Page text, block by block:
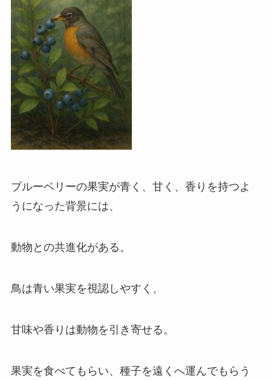
ブルーベリーの果実が青く、甘く、香りを持つよ
うになった背景には、
動物との共進化がある。
鳥は青い果実を視認しやすく、
甘味や香りは動物を引き寄せる。
果実を食べてもらい、種子を遠くへ運んでもらう